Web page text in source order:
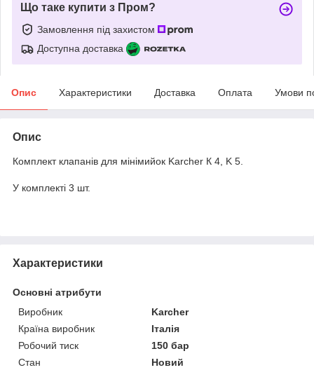
Що таке купити з Пром?
Замовлення під захистом
Доступна доставка
Опис Характеристики Доставка Оплата Умови
Опис
Комплект клапанів для мінімийок Karcher К 4, K 5.
У комплекті 3 шт.
Характеристики
Основні атрибути
Виробник
Karcher
Країна виробник
Італія
Робочий тиск
150 бар
Стан
Новий